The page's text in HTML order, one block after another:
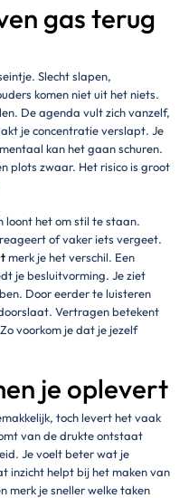
gas terug
Slecht slapen,
komen niet uit het niets.
De agenda vult zich vanzelf,
je concentratie verslapt. Je
kan het gaan schuren.
plots zwaar. Het risico is groot
loont het om stil te staan.
of vaker iets vergeet.
merk je het verschil. Een
je besluitvorming. Je ziet
Door eerder te luisteren
Vertragen betekent
voorkom je dat je jezelf
je oplevert
toch levert het vaak
van de drukte ontstaat
Je voelt beter wat je
inzicht helpt bij het maken van
merk je sneller welke taken